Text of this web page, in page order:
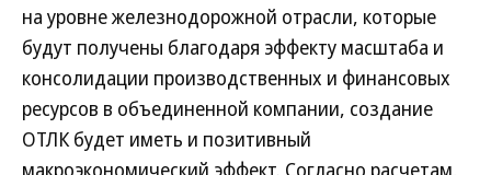
на уровне железнодорожной отрасли, которые
будут получены благодаря эффекту масштаба и
консолидации производственных и финансовых
ресурсов в объединенной компании, создание
ОТЛК будет иметь и позитивный
макроэкономический эффект. Согласно расчетам,